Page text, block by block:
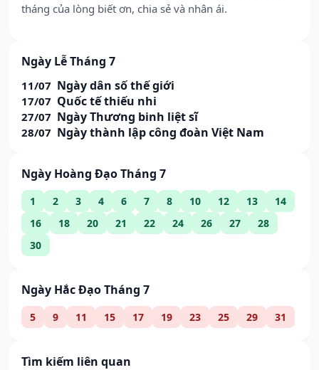
tháng của lòng biết ơn, chia sẻ và nhân ái.
Ngày Lễ Tháng 7
11/07 Ngày dân số thế giới
17/07 Quốc tế thiếu nhi
27/07 Ngày Thương binh liệt sĩ
28/07 Ngày thành lập công đoàn Việt Nam
Ngày Hoàng Đạo Tháng 7
1 2 3 4 6 7 8 10 12 13
14
16
18 20 21 22 24 26 27
28
30
Ngày Hắc Đạo Tháng 7
5 9 11 15 17 19 23 25 29 31
Tìm kiếm liên quan